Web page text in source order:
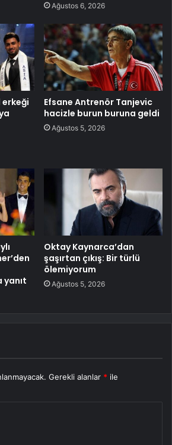
Ağustos 6, 2026
erkeği
Efsane Antrenör Tanjevic
hacizle burun buruna geldi
Ağustos 5, 2026
yanıt
Oktay Kaynarca’dan
şaşırtan çıkış: Bir türlü
ölemiyorum
Ağustos 5, 2026
Gerekli alanlar * ile